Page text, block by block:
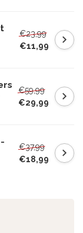
€23,99
€11,99
€59,99
€29,99
€37,99
€18,99